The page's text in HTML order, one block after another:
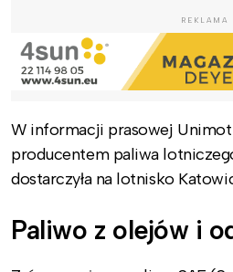
REKLAMA
W informacji prasowej Unimot
producentem paliwa
dostarczyła na lotnisko
Paliwo z olejów i